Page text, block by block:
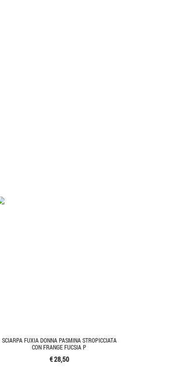
SCIARPA FUXIA DONNA PASMINA STROPICCIATA
CON FRANGE FUCSIA P
€ 28,50